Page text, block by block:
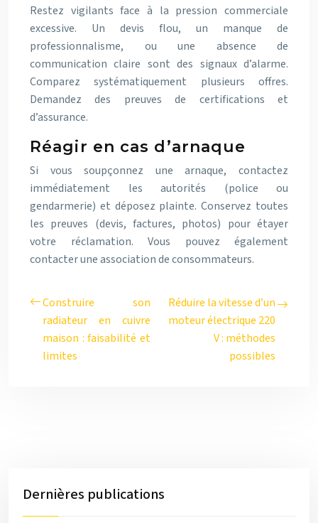
Restez vigilants face à la pression commerciale
excessive. Un devis flou, un manque de
professionnalisme, ou une absence de
communication claire sont des signaux d’alarme.
Comparez systématiquement plusieurs offres.
Demandez des preuves de certifications et
d’assurance.
Réagir en cas d’arnaque
Si vous soupçonnez une arnaque, contactez
immédiatement les autorités (police ou
gendarmerie) et déposez plainte. Conservez toutes
les preuves (devis, factures, photos) pour étayer
votre réclamation. Vous pouvez également
contacter une association de consommateurs.
Construire son
radiateur en cuivre
maison : faisabilité et
limites
Réduire la vitesse d’un
moteur électrique 220
V : méthodes
possibles
Dernières publications